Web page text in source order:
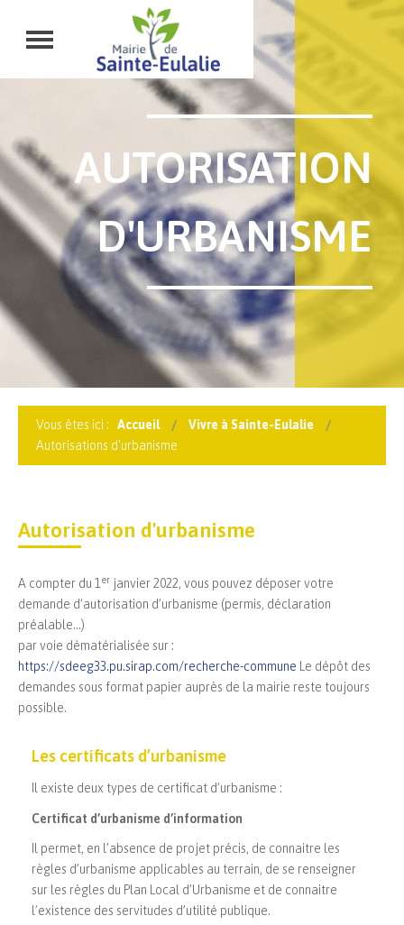
AUTORISATION
D'URBANISME
Vous êtes ici : Accueil
Vivre à Sainte-Eulalie
Autorisations d'urbanisme
Autorisation d'urbanisme
A compter du 1 er janvier 2022, vous pouvez déposer votre
demande d’autorisation d’urbanisme (permis, déclaration
préalable…)
par voie dématérialisée sur :
https://sdeeg33.pu.sirap.com/recherche-commune Le dépôt des
demandes sous format papier auprès de la mairie reste toujours
possible.
Les certificats d’urbanisme
Il existe deux types de certificat d’urbanisme :
Certificat d’urbanisme d’information
Il permet, en l’absence de projet précis, de connaitre les
règles d’urbanisme applicables au terrain, de se renseigner
sur les règles du Plan Local d’Urbanisme et de connaitre
l’existence des servitudes d’utilité publique.